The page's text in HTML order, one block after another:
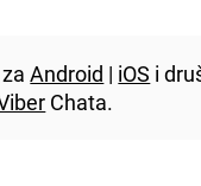
zaAndroid | iOS i
Chata.